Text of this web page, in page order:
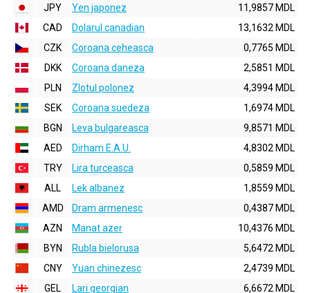
JPY
Yen japonez
11,9857 MDL
CAD
Dolarul canadian
13,1632 MDL
CZK
Coroana ceheasca
0,7765 MDL
DKK
Coroana daneza
2,5851 MDL
PLN
Zlotul polonez
4,3994 MDL
SEK
Coroana suedeza
1,6974 MDL
BGN
Leva bulgareasca
9,8571 MDL
AED
Dirham E.A.U.
4,8302 MDL
TRY
Lira turceasca
0,5859 MDL
ALL
Lek albanez
1,8559 MDL
AMD
Dram armenesc
0,4387 MDL
AZN
Manat azer
10,4376 MDL
BYN
Rubla bielorusa
5,6472 MDL
CNY
Yuan chinezesc
2,4739 MDL
GEL
Lari georgian
6,6672 MDL